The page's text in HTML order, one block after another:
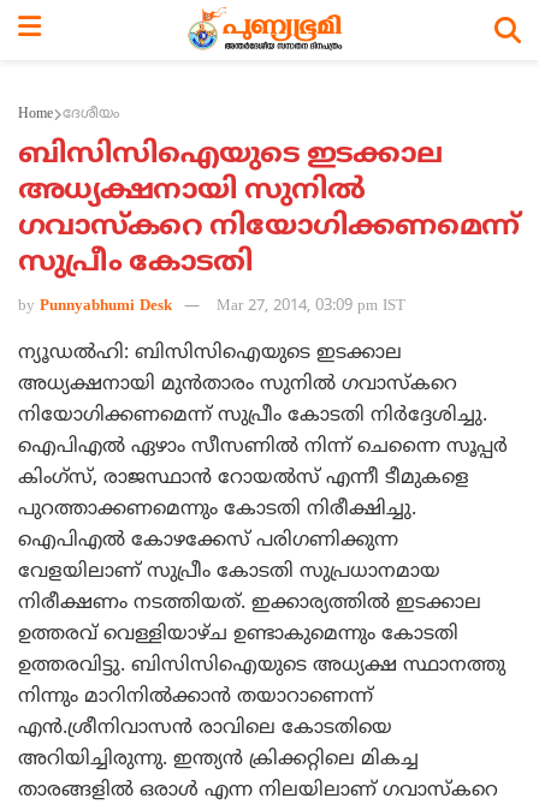
Home ദേശീയം
ബിസിസിഐയുടെ ഇടക്കാല
അധ്യക്ഷനായി സുനില്‍
ഗവാസ്കറെ നിയോഗിക്കണമെന്ന്
സുപ്രീം കോടതി
by Punnyabhumi Desk Mar 27, 2014, 03:09 pm IST
ന്യൂഡല്‍ഹി: ബിസിസിഐയുടെ ഇടക്കാല
അധ്യക്ഷനായി മുന്‍താരം സുനില്‍ ഗവാസ്കറെ
നിയോഗിക്കണമെന്ന് സുപ്രീം കോടതി നിര്‍ദ്ദേശിച്ചു.
ഐപിഎല്‍ ഏഴാം സീസണില്‍ നിന്ന് ചെന്നൈ സൂപ്പര്‍
കിംഗ്സ്, രാജസ്ഥാന്‍ റോയല്‍സ് എന്നീ ടീമുകളെ
പുറത്താക്കണമെന്നും കോടതി നിരീക്ഷിച്ചു.
ഐപിഎല്‍ കോഴക്കേസ് പരിഗണിക്കുന്ന
വേളയിലാണ് സുപ്രീം കോടതി സുപ്രധാനമായ
നിരീക്ഷണം നടത്തിയത്. ഇക്കാര്യത്തില്‍ ഇടക്കാല
ഉത്തരവ് വെള്ളിയാഴ്ച ഉണ്ടാകുമെന്നും കോടതി
ഉത്തരവിട്ടു. ബിസിസിഐയുടെ അധ്യക്ഷ സ്ഥാനത്തു
നിന്നും മാറിനില്‍ക്കാന്‍ തയാറാണെന്ന്
എന്‍.ശ്രീനിവാസന്‍ രാവിലെ കോടതിയെ
അറിയിച്ചിരുന്നു. ഇന്ത്യന്‍ ക്രിക്കറ്റിലെ മികച്ച
താരങ്ങളില്‍ ഒരാള്‍ എന്ന നിലയിലാണ് ഗവാസ്കറെ